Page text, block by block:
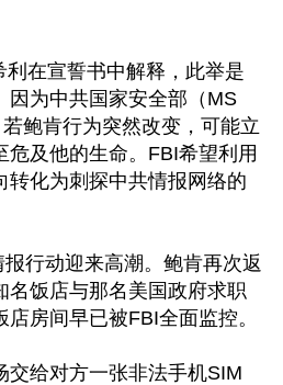
利在宣誓书中解释，此举是
因为中共国家安全部（MS
鲍肯行为突然改变，可能立
危及他的生命。FBI希望利用
转化为刺探中共情报网络的
行动迎来高潮。鲍肯再次返
名饭店与那名美国政府求职
房间早已被FBI全面监控。
交给对方一张非法手机SIM